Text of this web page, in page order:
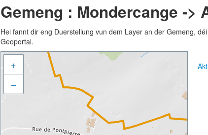
Gemeng : Mondercange -
Hei fannt dir eng Duerstellung vun dem Layer an der Gemeng,
Geoportal.
+
–